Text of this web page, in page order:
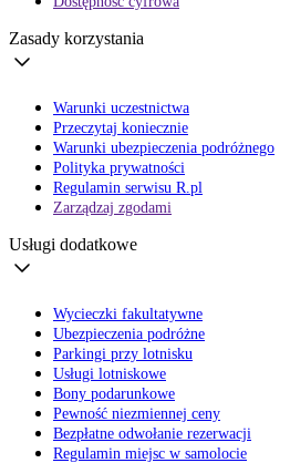
Zasady korzystania
Warunki uczestnictwa
Przeczytaj koniecznie
Warunki ubezpieczenia podróżnego
Polityka prywatności
Regulamin serwisu R.pl
Zarządzaj zgodami
Usługi dodatkowe
Wycieczki fakultatywne
Ubezpieczenia podróżne
Parkingi przy lotnisku
Usługi lotniskowe
Bony podarunkowe
Pewność niezmiennej ceny
Bezpłatne odwołanie rezerwacji
Regulamin miejsc w samolocie